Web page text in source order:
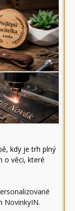
kdy je trh plný
o věci, které
NovinkyIN.